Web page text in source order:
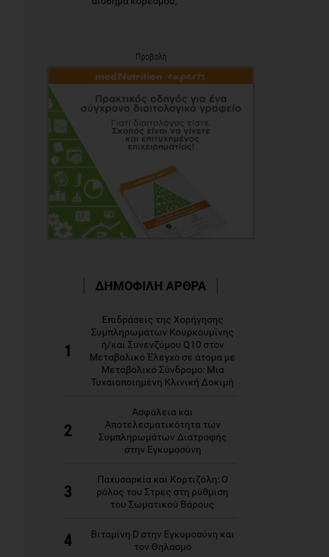
ΔΗΜΟΦΙΛΗ ΑΡΘΡΑ
1
Επιδράσεις της Χορήγησης
Συμπληρωμάτων Κουρκουμίνης
ή/και Συνενζύμου Q10 στον
Μεταβολικό Έλεγχο σε άτομα με
Μεταβολικό Σύνδρομο: Μια
Τυχαιοποιημένη Κλινική Δοκιμή
2
Ασφάλεια και
Αποτελεσματικότητα των
Συμπληρωμάτων Διατροφής
στην Εγκυμοσύνη
3
Παχυσαρκία και Κορτιζόλη: Ο
ρόλος του Στρες στη ρύθμιση
του Σωματικού Βάρους
4
Βιταμίνη D στην Εγκυμοσύνη και
τον Θηλασμό
Προβολή